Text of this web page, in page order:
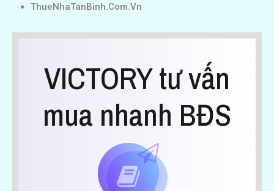
ThueNhaTanBinh.Com.Vn
VICTORY tư vấn
mua nhanh BĐS